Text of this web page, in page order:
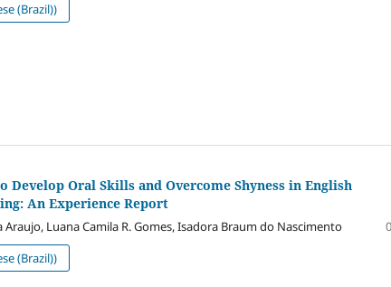
(Brazil))
Develop Oral Skills and Overcome Shyness in English
An Experience Report
Luana Camila R. Gomes, Isadora Braum do Nascimento
(Brazil))